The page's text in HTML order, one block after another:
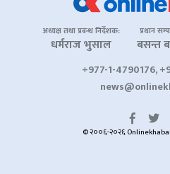
अध्यक्ष तथा प्रबन्ध निर्देशक:
धर्मराज भुसाल
प्रधान
बसन्त
+977-1-4790176,
© २००६-२०२६